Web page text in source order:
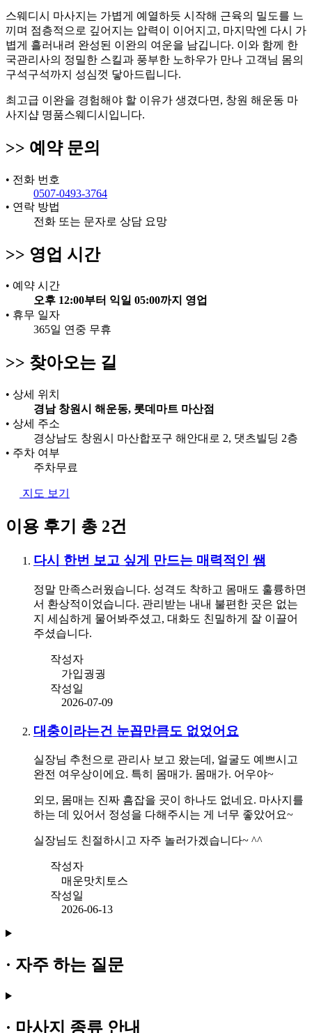
스웨디시 마사지는 가볍게 예열하듯 시작해 근육의 밀도를 느
끼며 점층적으로 깊어지는 압력이 이어지고, 마지막엔 다시 가
볍게 흘러내려 완성된 이완의 여운을 남깁니다. 이와 함께 한
국관리사의 정밀한 스킬과 풍부한 노하우가 만나 고객님 몸의
구석구석까지 성심껏 닿아드립니다.
최고급 이완을 경험해야 할 이유가 생겼다면, 창원 해운동 마
사지샵 명품스웨디시입니다.
>> 예약 문의
• 전화 번호
0507-0493-3764
• 연락 방법
전화 또는 문자로 상담 요망
>> 영업 시간
• 예약 시간
오후 12:00부터 익일 05:00까지 영업
• 휴무 일자
365일 연중 무휴
>> 찾아오는 길
• 상세 위치
경남 창원시 해운동, 롯데마트 마산점
• 상세 주소
경상남도 창원시 마산합포구 해안대로 2, 댓츠빌딩 2층
• 주차 여부
주차무료
지도 보기
이용 후기 총 2건
다시 한번 보고 싶게 만드는 매력적인 쌤
정말 만족스러웠습니다. 성격도 착하고 몸매도 훌륭하면
서 환상적이었습니다. 관리받는 내내 불편한 곳은 없는
지 세심하게 물어봐주셨고, 대화도 친밀하게 잘 이끌어
주셨습니다.
작성자
가입궝궝
작성일
2026-07-09
대충이라는건 눈꼽만큼도 없었어요
실장님 추천으로 관리사 보고 왔는데, 얼굴도 예쁘시고
완전 여우상이에요. 특히 몸매가. 몸매가. 어우야~
외모, 몸매는 진짜 흠잡을 곳이 하나도 없네요. 마사지를
하는 데 있어서 정성을 다해주시는 게 너무 좋았어요~
실장님도 친절하시고 자주 놀러가겠습니다~ ^^
작성자
매운맛치토스
작성일
2026-06-13
· 자주 하는 질문
· 마사지 종류 안내